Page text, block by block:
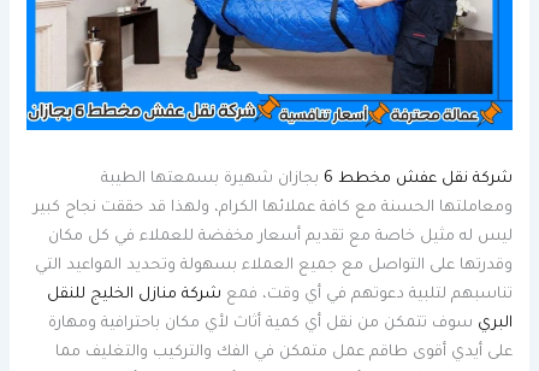
شركة نقل عفش مخطط 6
بجازان شهيرة بسمعتها الطيبة
ومعاملتها الحسنة مع كافة عملائها الكرام، ولهذا قد حققت نجاح كبير
ليس له مثيل خاصة مع تقديم أسعار مخفضة للعملاء في كل مكان
وقدرتها على التواصل مع جميع العملاء بسهولة وتحديد المواعيد التي
تناسبهم لتلبية دعوتهم في أي وقت، فمع شركة منازل الخليج للنقل
البري سوف تتمكن من نقل أي كمية أثاث لأي مكان باحترافية ومهارة
على أيدي أقوى طاقم عمل متمكن في الفك والتركيب والتغليف مما